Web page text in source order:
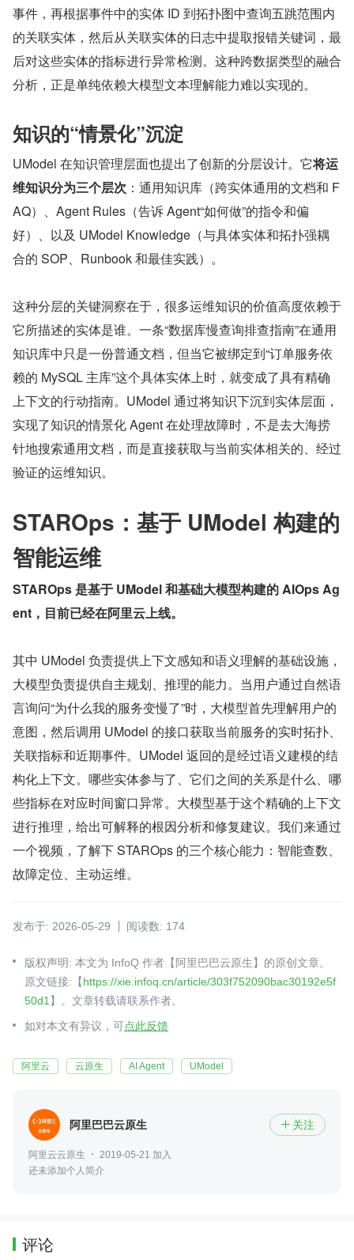
事件，再根据事件中的实体 ID 到拓扑图中查询五跳范围内
的关联实体，然后从关联实体的日志中提取报错关键词，最
后对这些实体的指标进行异常检测。这种跨数据类型的融合
分析，正是单纯依赖大模型文本理解能力难以实现的。
知识的“情景化”沉淀
UModel 在知识管理层面也提出了创新的分层设计。它将运
维知识分为三个层次 ：通用知识库（跨实体通用的文档和 F
AQ）、Agent Rules（告诉 Agent“如何做”的指令和偏
好）、以及 UModel Knowledge（与具体实体和拓扑强耦
合的 SOP、Runbook 和最佳实践）。
这种分层的关键洞察在于，很多运维知识的价值高度依赖于
它所描述的实体是谁。一条“数据库慢查询排查指南”在通用
知识库中只是一份普通文档，但当它被绑定到“订单服务依
赖的 MySQL 主库”这个具体实体上时，就变成了具有精确
上下文的行动指南。UModel 通过将知识下沉到实体层面，
实现了知识的情景化 Agent 在处理故障时，不是去大海捞
针地搜索通用文档，而是直接获取与当前实体相关的、经过
验证的运维知识。
STAROps：基于 UModel 构建的
智能运维
STAROps 是基于 UModel 和基础大模型构建的 AIOps Ag
ent，目前已经在阿里云上线。
其中 UModel 负责提供上下文感知和语义理解的基础设施，
大模型负责提供自主规划、推理的能力。当用户通过自然语
言询问“为什么我的服务变慢了”时，大模型首先理解用户的
意图，然后调用 UModel 的接口获取当前服务的实时拓扑、
关联指标和近期事件。UModel 返回的是经过语义建模的结
构化上下文。哪些实体参与了、它们之间的关系是什么、哪
些指标在对应时间窗口异常。大模型基于这个精确的上下文
进行推理，给出可解释的根因分析和修复建议。我们来通过
一个视频，了解下 STAROps 的三个核心能力：智能查数、
故障定位、主动运维。
发布于: 2026-05-29 阅读数: 174
版权声明: 本文为 InfoQ 作者【阿里巴巴云原生】的原创文章。
原文链接:【https://xie.infoq.cn/article/303f752090bac30192e5f
50d1 】。文章转载请联系作者。
如对本文有异议，可点此反馈
阿里云 云原生 AI Agent UModel
阿里巴巴云原生  关注
阿里云云原生
2019-05-21 加入
还未添加个人简介
评论